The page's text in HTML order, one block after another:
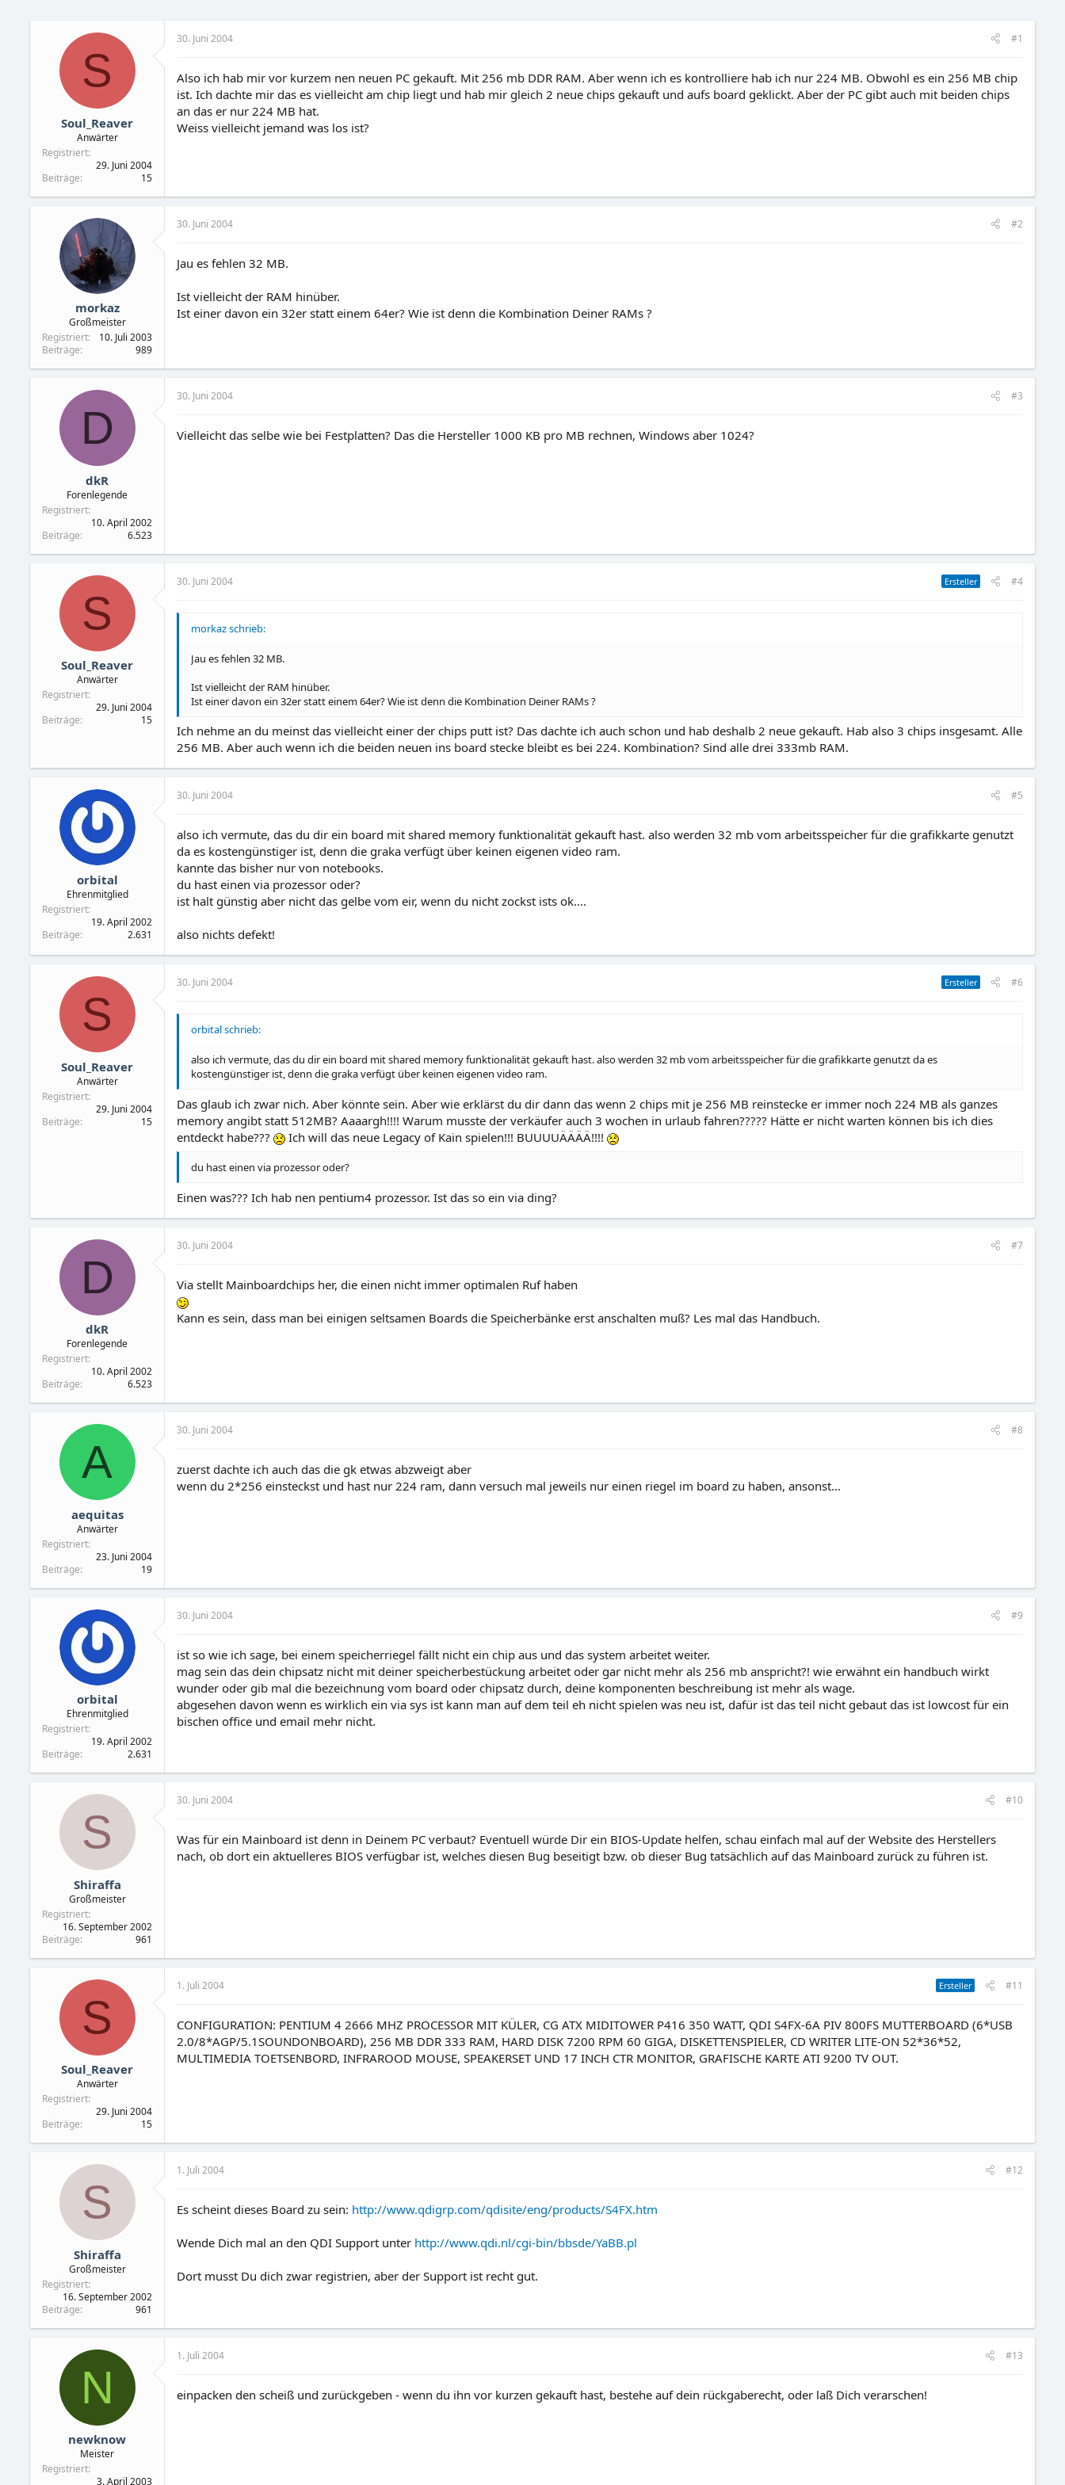
S
Soul_Reaver
Anwärter
Registriert
29. Juni 2004
Beiträge
15
30. Juni 2004 #1
Also ich hab mir vor kurzem nen neuen PC gekauft. Mit 256 mb DDR RAM. Aber wenn ich es kontrolliere hab ich nur 224 MB. Obwohl es ein 256 MB chip
ist. Ich dachte mir das es vielleicht am chip liegt und hab mir gleich 2 neue chips gekauft und aufs board geklickt. Aber der PC gibt auch mit beiden chips
an das er nur 224 MB hat.
Weiss vielleicht jemand was los ist?
morkaz
Großmeister
Registriert
10. Juli 2003
Beiträge
989
30. Juni 2004 #2
Jau es fehlen 32 MB.
Ist vielleicht der RAM hinüber.
Ist einer davon ein 32er statt einem 64er? Wie ist denn die Kombination Deiner RAMs ?
D
dkR
Forenlegende
Registriert
10. April 2002
Beiträge
6.523
30. Juni 2004 #3
Vielleicht das selbe wie bei Festplatten? Das die Hersteller 1000 KB pro MB rechnen, Windows aber 1024?
S
Soul_Reaver
Anwärter
Registriert
29. Juni 2004
Beiträge
15
30. Juni 2004 Ersteller #4
morkaz schrieb:
Jau es fehlen 32 MB.
Ist vielleicht der RAM hinüber.
Ist einer davon ein 32er statt einem 64er? Wie ist denn die Kombination Deiner RAMs ?
Ich nehme an du meinst das vielleicht einer der chips putt ist? Das dachte ich auch schon und hab deshalb 2 neue gekauft. Hab also 3 chips insgesamt. Alle
256 MB. Aber auch wenn ich die beiden neuen ins board stecke bleibt es bei 224. Kombination? Sind alle drei 333mb RAM.
orbital
Ehrenmitglied
Registriert
19. April 2002
Beiträge
2.631
30. Juni 2004 #5
also ich vermute, das du dir ein board mit shared memory funktionalität gekauft hast. also werden 32 mb vom arbeitsspeicher für die grafikkarte genutzt
da es kostengünstiger ist, denn die graka verfügt über keinen eigenen video ram.
kannte das bisher nur von notebooks.
du hast einen via prozessor oder?
ist halt günstig aber nicht das gelbe vom eir, wenn du nicht zockst ists ok....
also nichts defekt!
S
Soul_Reaver
Anwärter
Registriert
29. Juni 2004
Beiträge
15
30. Juni 2004 Ersteller #6
orbital schrieb:
also ich vermute, das du dir ein board mit shared memory funktionalität gekauft hast. also werden 32 mb vom arbeitsspeicher für die grafikkarte genutzt da es
kostengünstiger ist, denn die graka verfügt über keinen eigenen video ram.
Das glaub ich zwar nich. Aber könnte sein. Aber wie erklärst du dir dann das wenn 2 chips mit je 256 MB reinstecke er immer noch 224 MB als ganzes
memory angibt statt 512MB? Aaaargh!!!! Warum musste der verkäufer auch 3 wochen in urlaub fahren????? Hätte er nicht warten können bis ich dies
entdeckt habe???
Ich will das neue Legacy of Kain spielen!!! BUUUUÄÄÄÄ!!!!
du hast einen via prozessor oder?
Einen was??? Ich hab nen pentium4 prozessor. Ist das so ein via ding?
D
dkR
Forenlegende
Registriert
10. April 2002
Beiträge
6.523
30. Juni 2004 #7
Via stellt Mainboardchips her, die einen nicht immer optimalen Ruf haben
Kann es sein, dass man bei einigen seltsamen Boards die Speicherbänke erst anschalten muß? Les mal das Handbuch.
A
aequitas
Anwärter
Registriert
23. Juni 2004
Beiträge
19
30. Juni 2004 #8
zuerst dachte ich auch das die gk etwas abzweigt aber
wenn du 2*256 einsteckst und hast nur 224 ram, dann versuch mal jeweils nur einen riegel im board zu haben, ansonst...
orbital
Ehrenmitglied
Registriert
19. April 2002
Beiträge
2.631
30. Juni 2004 #9
ist so wie ich sage, bei einem speicherriegel fällt nicht ein chip aus und das system arbeitet weiter.
mag sein das dein chipsatz nicht mit deiner speicherbestückung arbeitet oder gar nicht mehr als 256 mb anspricht?! wie erwähnt ein handbuch wirkt
wunder oder gib mal die bezeichnung vom board oder chipsatz durch, deine komponenten beschreibung ist mehr als wage.
abgesehen davon wenn es wirklich ein via sys ist kann man auf dem teil eh nicht spielen was neu ist, dafür ist das teil nicht gebaut das ist lowcost für ein
bischen office und email mehr nicht.
S
Shiraffa
Großmeister
Registriert
16. September 2002
Beiträge
961
30. Juni 2004 #10
Was für ein Mainboard ist denn in Deinem PC verbaut? Eventuell würde Dir ein BIOS-Update helfen, schau einfach mal auf der Website des Herstellers
nach, ob dort ein aktuelleres BIOS verfügbar ist, welches diesen Bug beseitigt bzw. ob dieser Bug tatsächlich auf das Mainboard zurück zu führen ist.
S
Soul_Reaver
Anwärter
Registriert
29. Juni 2004
Beiträge
15
1. Juli 2004 Ersteller #11
CONFIGURATION: PENTIUM 4 2666 MHZ PROCESSOR MIT KÜLER, CG ATX MIDITOWER P416 350 WATT, QDI S4FX-6A PIV 800FS MUTTERBOARD (6*USB
2.0/8*AGP/5.1SOUNDONBOARD), 256 MB DDR 333 RAM, HARD DISK 7200 RPM 60 GIGA, DISKETTENSPIELER, CD WRITER LITE-ON 52*36*52,
MULTIMEDIA TOETSENBORD, INFRAROOD MOUSE, SPEAKERSET UND 17 INCH CTR MONITOR, GRAFISCHE KARTE ATI 9200 TV OUT.
S
Shiraffa
Großmeister
Registriert
16. September 2002
Beiträge
961
1. Juli 2004 #12
Es scheint dieses Board zu sein: http://www.qdigrp.com/qdisite/eng/products/S4FX.htm
Wende Dich mal an den QDI Support unter http://www.qdi.nl/cgi-bin/bbsde/YaBB.pl
Dort musst Du dich zwar registrien, aber der Support ist recht gut.
N
newknow
Meister
Registriert
3. April 2003
1. Juli 2004 #13
einpacken den scheiß und zurückgeben - wenn du ihn vor kurzen gekauft hast, bestehe auf dein rückgaberecht, oder laß Dich verarschen!